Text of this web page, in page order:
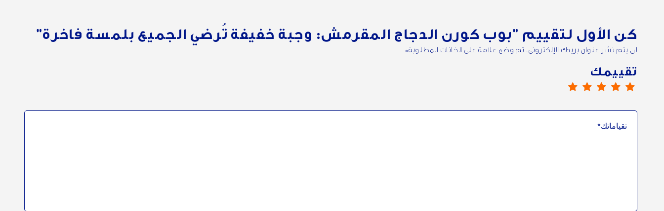
كن الأول لتقييم "بوب كورن الدجاج المقرمش: وجبة خفيفة تُرضي الجميع بلمسة فاخرة"
لن يتم نشر عنوان بريدك الإلكتروني. تم وضع علامة على الخانات المطلوبة*
تقييمك